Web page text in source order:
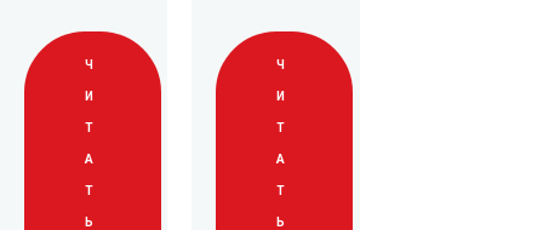
Ч
И
Т
А
Т
Ь
Ч
И
Т
А
Т
Ь